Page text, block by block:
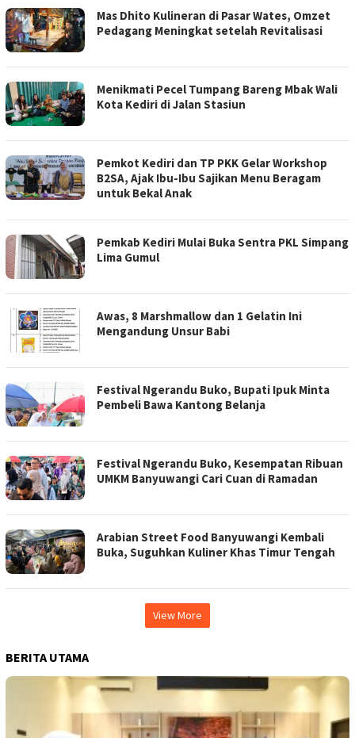
Mas Dhito Kulineran di Pasar Wates, Omzet
Pedagang Meningkat setelah Revitalisasi
Menikmati Pecel Tumpang Bareng Mbak Wali
Kota Kediri di Jalan Stasiun
Pemkot Kediri dan TP PKK Gelar Workshop
B2SA, Ajak Ibu-Ibu Sajikan Menu Beragam
untuk Bekal Anak
Pemkab Kediri Mulai Buka Sentra PKL Simpang
Lima Gumul
Awas, 8 Marshmallow dan 1 Gelatin Ini
Mengandung Unsur Babi
Festival Ngerandu Buko, Bupati Ipuk Minta
Pembeli Bawa Kantong Belanja
Festival Ngerandu Buko, Kesempatan Ribuan
UMKM Banyuwangi Cari Cuan di Ramadan
Arabian Street Food Banyuwangi Kembali
Buka, Suguhkan Kuliner Khas Timur Tengah
View More
BERITA UTAMA